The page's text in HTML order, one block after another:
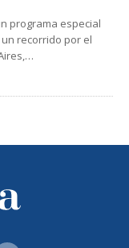
programa especial
recorrido por el